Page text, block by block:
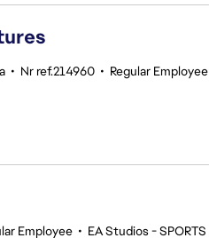
• Nr ref.214960 • Regular Employee
Employee • EA Studios - SPORTS